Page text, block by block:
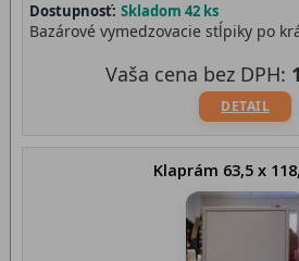
Dostupnosť: Skladom 42 ks
Bazárové vymedzovacie stĺpiky po
DETAIL
Vaša cena bez DPH:
Klaprám 63,5 x